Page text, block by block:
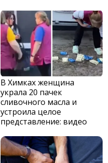
В Химках женщина
украла 20 пачек
сливочного масла и
устроила целое
представление: видео